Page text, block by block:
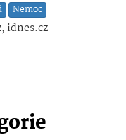
Nemoc
idnes.cz